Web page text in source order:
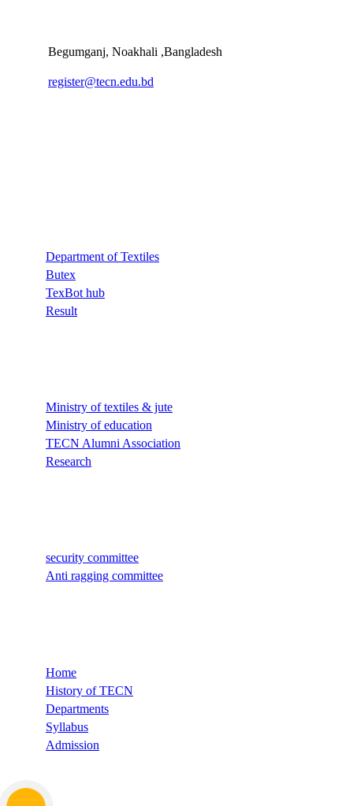
Begumganj, Noakhali ,Bangladesh
register@tecn.edu.bd
Department of Textiles
Butex
TexBot hub
Result
Ministry of textiles & jute
Ministry of education
TECN Alumni Association
Research
security committee
Anti ragging committee
Home
History of TECN
Departments
Syllabus
Admission